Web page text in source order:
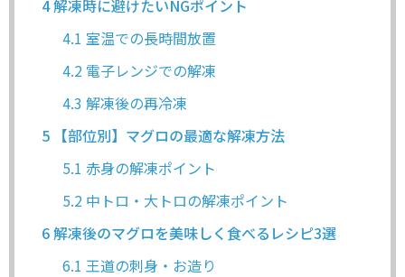
4解凍時に避けたいNGポイント
4.1 室温での長時間放置
4.2 電子レンジでの解凍
4.3 解凍後の再冷凍
5 【部位別】マグロの最適な解凍方法
5.1 赤身の解凍ポイント
5.2 中トロ・大トロの解凍ポイント
6解凍後のマグロを美味しく食べるレシピ3選
6.1 王道の刺身・お造り